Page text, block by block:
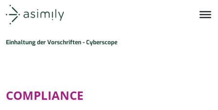
Einhaltung der Vorschriften - Cyberscope
COMPLIANCE